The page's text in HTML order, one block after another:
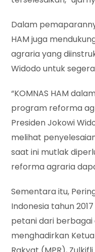
Dalam
HAM juga
agraria yang
Widodo untuk
“KOMNAS HAM
program reforma
Presiden Jokowi
melihat
saat ini mutlak
reforma agraria
Sementara itu,
Indonesia tahun
petani dari berbagai
menghadirkan